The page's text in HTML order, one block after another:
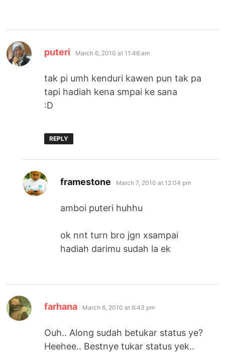
puteri says:
March 6, 2010 at 11:46 am
tak pi umh kenduri kawen pun tak pa
tapi hadiah kena smpai ke sana
:D
REPLY
framestone says:
March 7, 2010 at 12:04 pm
amboi puteri huhhu
ok nnt turn bro jgn xsampai
hadiah darimu sudah la ek
farhana says:
March 6, 2010 at 6:43 pm
Ouh.. Along sudah betukar status ye?
Heehee.. Bestnye tukar status yek..